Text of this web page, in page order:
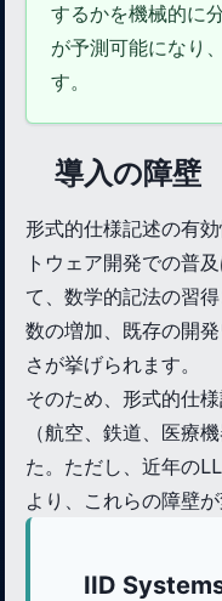
するかを機械的に
が予測可能になり
す。
導入の障壁
形式的仕様記述の有
トウェア開発での普
て、数学的記法の習
数の増加、既存の開
さが挙げられます。
そのため、形式的仕
（航空、鉄道、医療
た。ただし、近年の
より、これらの障壁
IID